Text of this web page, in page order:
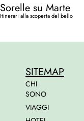
Sorelle su Marte
Itinerari alla scoperta del bello
SITEMAP
CHI
SONO
VIAGGI